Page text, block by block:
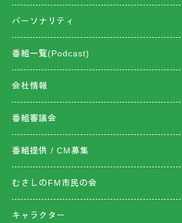
パーソナリティ
番組一覧(Podcast)
会社情報
番組審議会
番組提供 / CM募集
むさしのFM市民の会
キャラクター